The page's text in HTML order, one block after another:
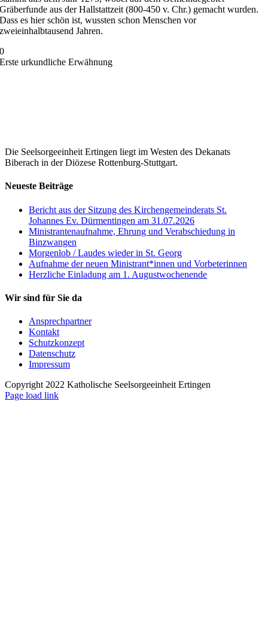
Gräberfunde aus der Hallstattzeit (800-450 v. Chr.) gemacht wurden.
Dass es hier schön ist, wussten schon Menschen vor
zweieinhalbtausend Jahren.
0
Erste urkundliche Erwähnung
Die Seelsorgeeinheit Ertingen liegt im Westen des Dekanats
Biberach in der Diözese Rottenburg-Stuttgart.
Neueste Beiträge
Bericht aus der Sitzung des Kirchengemeinderats St.
Johannes Ev. Dürmentingen am 31.07.2026
Ministrantenaufnahme, Ehrung und Verabschiedung in
Binzwangen
Morgenlob / Laudes wieder in St. Georg
Aufnahme der neuen Ministrant*innen und Vorbeterinnen
Herzliche Einladung am 1. Augustwochenende
Wir sind für Sie da
Ansprechpartner
Kontakt
Schutzkonzept
Datenschutz
Impressum
Copyright 2022 Katholische Seelsorgeeinheit Ertingen
Page load link